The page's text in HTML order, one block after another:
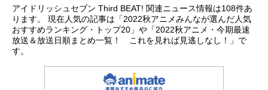
『デュエル・マスターズWIN』の作
品情報はこちら2022年09月13日
（火）サイバーパンクエッジランナ
ーズ最速放送：Netflix『サイバーパン
メ【投票する】関連記事2026夏アニ
メ「2026夏アニメ」が7月より放送
開始。人気作の続編や期待のオリジ
ナル作品まで勢揃い！新作アニメの
スト声優情報などをまとめて「2026
夏アニメ新番組一覧」をお届けしま
活者のおすすめ度」です。これらの
数値を、「放送期間の盛り上がり」
を中心に調整し、独自のランキング
にしています。ランキングは、みな
稿で変更されます。ランキングを参
考に、新しい発見を見つけつつ、ぜ
アイドリッシュセブン Third BEAT! 関連ニュース情報は108件あ
ります。 現在人気の記事は「2022秋アニメみんなが選んだ人気
おすすめランキング・トップ20」や「2022秋アニメ・今期最速
放送＆放送日順まとめ一覧！ これを見れば見逃しなし！」で
す。